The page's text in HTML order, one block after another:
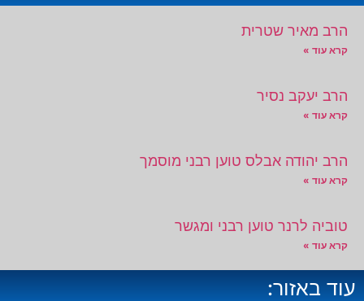
הרב מאיר שטרית
קרא עוד »
הרב יעקב נסיר
קרא עוד »
הרב יהודה אבלס טוען רבני מוסמך
קרא עוד »
טוביה לרנר טוען רבני ומגשר
קרא עוד »
עוד באזור: